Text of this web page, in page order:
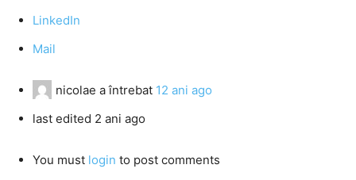
LinkedIn
Mail
nicolae a întrebat 12 ani ago
last edited 2 ani ago
You must login to post comments